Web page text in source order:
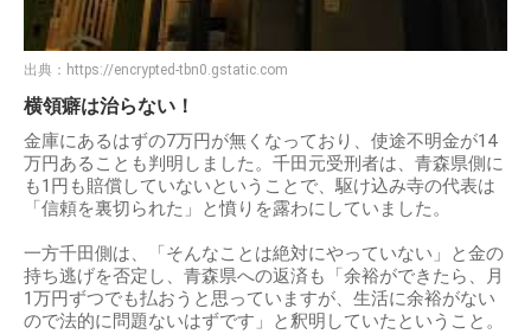
出典： https://encrypted-tbn0.gstatic.com
横領癖は治らない！
金庫にあるはずの7万円が無くなっており、使途不明金が14
万円あることも判明しました。千田元受刑者は、青森県側に
も1円も賠償していないということで、駆け込み寺の代表は
「信頼を裏切られた」と憤りを露わにしていました。
一方千田側は、「そんなことは絶対にやっていない」と金の
持ち逃げを否定し、青森県への返済も「余裕ができたら、月
1万円ずつでも払おうと思っていますが、生活に余裕がない
ので法的に問題ないはずです」と釈明していたということ。